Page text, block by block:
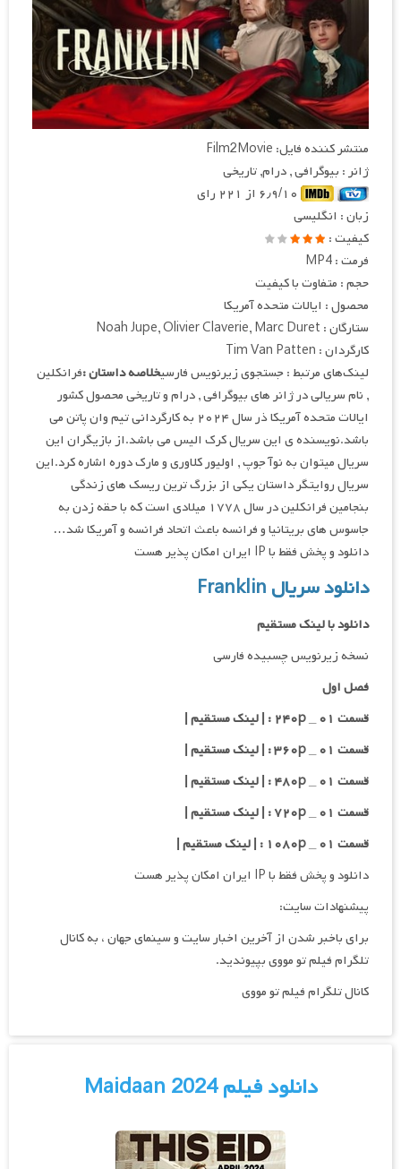
منتشر کننده فایل: Film2Movie
ژانر : بیوگرافی , درام, تاریخی
زبان : انگلیسی
کیفیت :
فرمت : MP4
حجم : متفاوت با کیفیت
محصول : ایالات متحده آمریکا
ستارگان : Noah Jupe, Olivier Claverie, Marc Duret
کارگردان : Tim Van Patten
لینک‌های مرتبط : جستجوی زیرنویس فارسیخلاصه داستان :فرانکلین
, نام سریالی در ژانر های بیوگرافی , درام و تاریخی محصول کشور
ایالات متحده آمریکا ذر سال ۲۰۲۴ به کارگردانی تیم وان پاتن می
باشد.نویسنده ی این سریال کرک الیس می باشد.از بازیگران این
سریال میتوان به نوآ جوپ , اولیور کلاوری و مارک دوره اشاره کرد.این
سریال روایتگر داستان یکی از بزرگ ترین ریسک های زندگی
بنجامین فرانکلین در سال ۱۷۷۸ میلادی است که با حقه زدن به
جاسوس های بریتانیا و فرانسه باعث اتحاد فرانسه و آمریکا شد…
دانلود و پخش فقط با IP ایران امکان پذیر هست
دانلود سریال Franklin
دانلود با لینک مستقیم
نسخه زیرنویس چسبیده فارسی
فصل اول
قسمت ۰۱ _ ۲۴۰p : | لینک مستقیم |
قسمت ۰۱ _ ۳۶۰p : | لینک مستقیم |
قسمت ۰۱ _ ۴۸۰p : | لینک مستقیم |
قسمت ۰۱ _ ۷۲۰p : | لینک مستقیم |
قسمت ۰۱ _ ۱۰۸۰p : | لینک مستقیم |
دانلود و پخش فقط با IP ایران امکان پذیر هست
پیشنهادات سایت:
برای باخبر شدن از آخرین اخبار سایت و سینمای جهان ، به کانال
تلگرام فیلم تو مووی بپیوندید.
کانال تلگرام فیلم تو مووی
دانلود فیلم Maidaan 2024